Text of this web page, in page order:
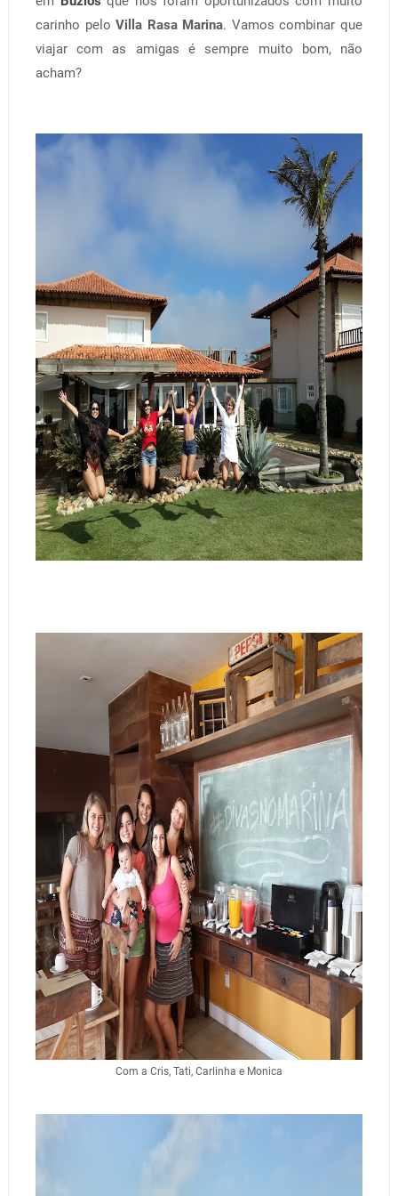
carinho peloVilla Rasa Marina. Vamos combinar que
viajar com as amigas é sempre muito bom, não
acham?
Com a Cris, Tati, Carlinha e Monica